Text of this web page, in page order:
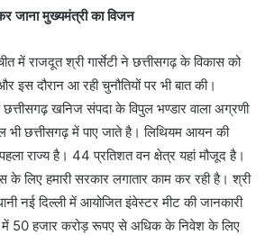
जाना मुख्यमंत्री का विजन
में राजदूत श्री गार्सेटी ने छत्तीसगढ़ के विकास को
दौरान आ रही चुनौतियों पर भी बात की।
छत्तीसगढ़ खनिज संपदा के विपुल भण्डार वाला अग्रणी
भी छत्तीसगढ़ में पाए जाते है। लिथियम आयन की
राज्य है। 44 प्रतिशत वन क्षेत्र यहां मौजूद है।
के लिए हमारी सरकार लगातार काम कर रही है। श्री
नई दिल्ली में आयोजित इंवेस्टर मीट की जानकारी
में 50 हजार करोड़ रूपए से अधिक के निवेश के लिए